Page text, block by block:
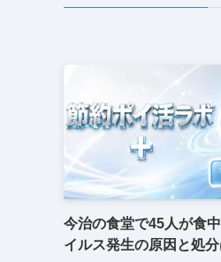
今治の食堂で45人が食
イルス発生の原因と処分